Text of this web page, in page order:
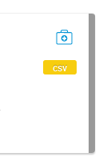
csv